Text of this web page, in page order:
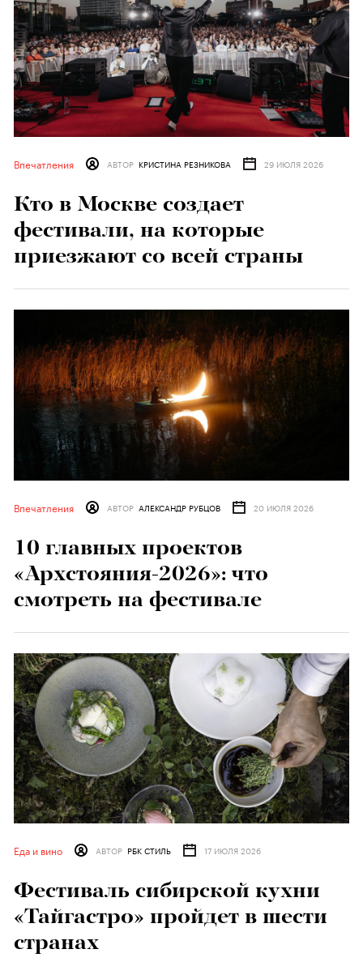
Впечатления АВТОР КРИСТИНА РЕЗНИКОВА 29 ИЮЛЯ 2026
Кто в Москве создает
фестивали, на которые
приезжают со всей страны
Впечатления АВТОР АЛЕКСАНДР РУБЦОВ 20 ИЮЛЯ 2026
10 главных проектов
«Архстояния-2026»: что
смотреть на фестивале
Еда и вино АВТОР РБК СТИЛЬ 17 ИЮЛЯ 2026
Фестиваль сибирской кухни
«Тайгастро» пройдет в шести
странах